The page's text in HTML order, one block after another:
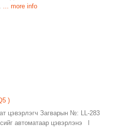
... more info
)
цэвэрлэгч Загварын №: LL-283
автоматаар цэвэрлэнэ l